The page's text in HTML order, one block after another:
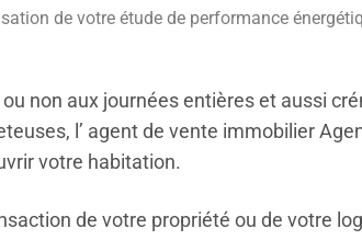
de votre étude de performance
non aux journées entières et aussi
l’ agent de vente immobilier
votre habitation.
de votre propriété ou de votre